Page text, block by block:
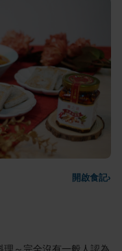
開啟食記›
～完全沒有一般人認為